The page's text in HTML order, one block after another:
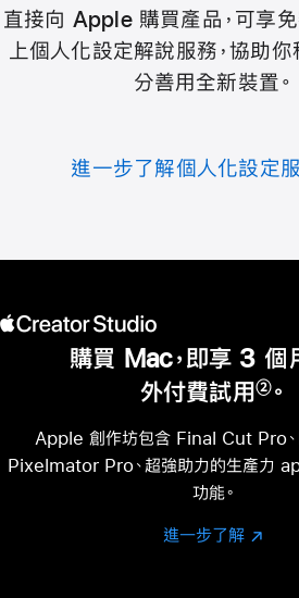
直接向 Apple 購買產品，可享
上個人化設定解說服務，協助
分善用全新裝置。
進一步了解個人化設定
購買 Mac，即享 3 個
外付費試用
腳
②。
Apple 創作坊包含 Final Cut Pro
Pixelmator Pro、超強助力的生產力
功能。
進一步了解 進
(以